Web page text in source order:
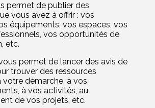
permet de publier des
vous avez à offrir : vos
équipements, vos espaces, vos
vos opportunités de
etc.
vous permet de lancer des avis de
trouver des ressources
votre démarche, à vos
à vos activités, au
de vos projets, etc.